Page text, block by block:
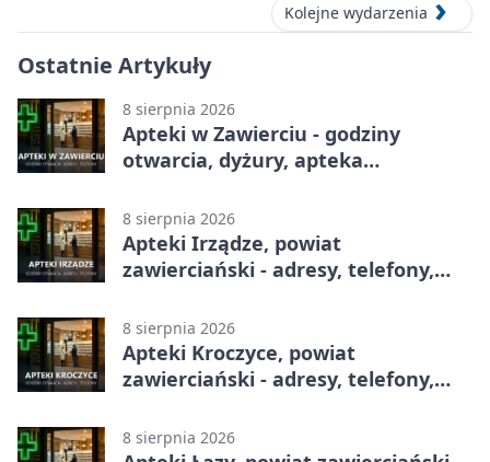
Kolejne wydarzenia
Ostatnie Artykuły
8 sierpnia 2026
Apteki w Zawierciu - godziny
otwarcia, dyżury, apteka
8 sierpnia 2026
Apteki Irządze, powiat
zawierciański - adresy, telefony,
8 sierpnia 2026
Apteki Kroczyce, powiat
zawierciański - adresy, telefony,
8 sierpnia 2026